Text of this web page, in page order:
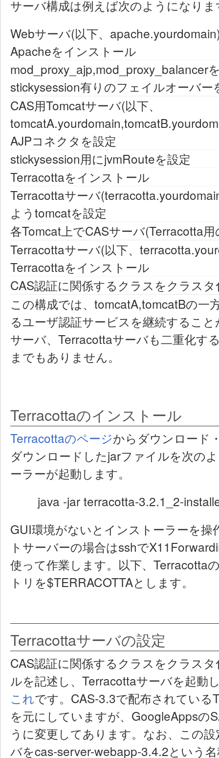
サーバ構成は例えば次のようになりま
Webサーバ(以下、
Apacheをインストール
mod_proxy_ajp,mod_proxy_balancer
stickysession有りのフェイルオーバー
CAS用Tomcatサーバ(以下、
AJPコネクタを設定
stickysession用にjvmRouteを設定
Terracottaをインストール
Terracottaサーバ
ようtomcatを設定
各Tomcat上でCASサーバ(Terracotta
Terracottaサーバ(以下、
Terracottaをインストール
CAS認証に関係するクラスをクラス
この構成では、tomcatA,tomcatBの一
るユーザ認証サービスを継続するこ
サーバ、Terracottaサーバも二重化す
までもありません。
Terracottaのインストール
Terracottaのページからダウンロード
ダウンロードしたjarファイルを次の
ーラーが起動します。
java -jar terracotta-3.2.1_2-
GUI環境がないとインストーラーを
トサーバーの場合はsshで
使って作業します。以下、Terracotta
トリを$TERRACOTTAとします。
Terracottaサーバの設定
CAS認証に関係するクラスをクラス
ルを記述し、Terracottaサーバを起動
これです。CAS-3.3で配布されてい
を元にしていますが、GoogleAppsの
うに変更してあります。なお、この
バをcas-server-webapp-3.4.2という